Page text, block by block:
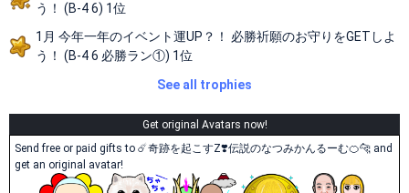
う！ (B-4 6) 1位
1月 今年一年のイベント運UP？！ 必勝祈願のお守りをGETしよ
う！ (B-4 6 必勝ラン①) 1位
See all trophies
Get original Avatars now!
Send free or paid gifts to ☄️奇跡を起こすZ❣️伝説のなつみかんるーむ🍊🐆 and
get an original avatar!